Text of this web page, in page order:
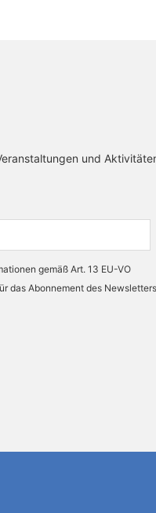
und
gemäß Art. 13 EU-VO
das Abonnement des Newsletters